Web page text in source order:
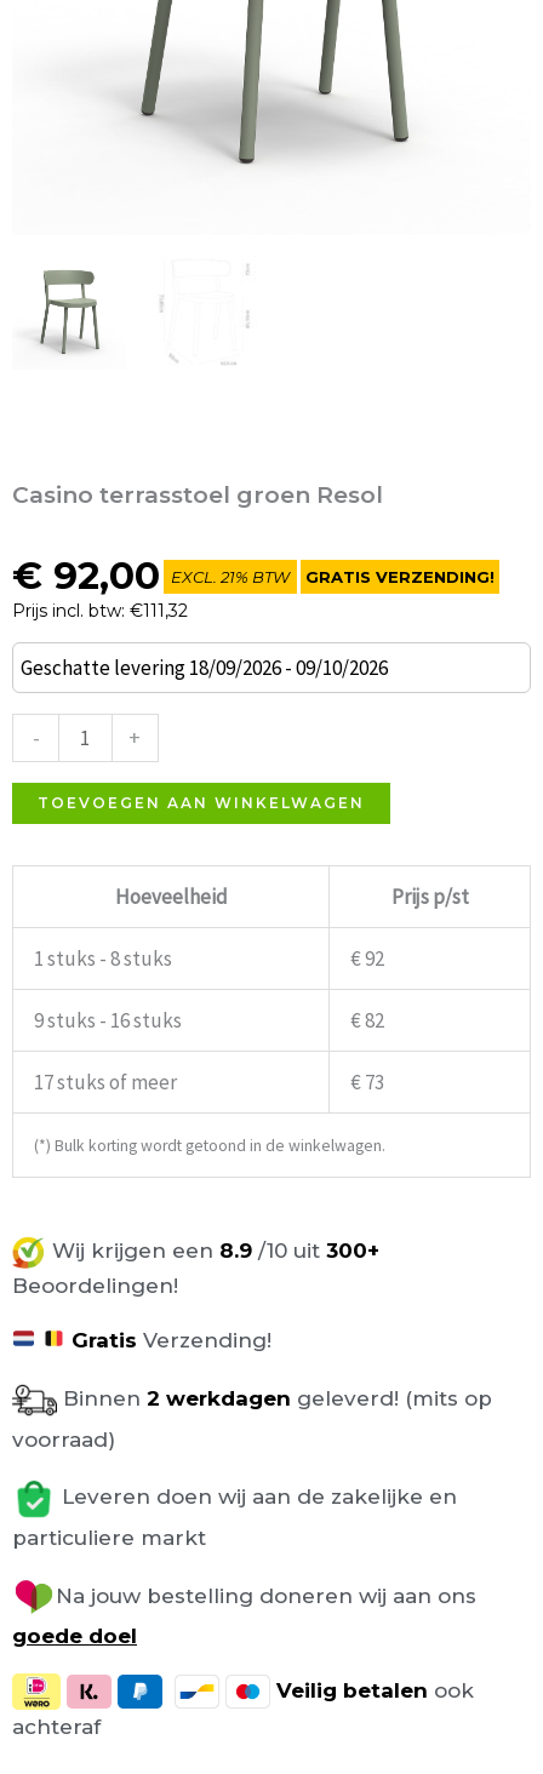
Casino terrasstoel groen Resol
€ 92,00
Prijs incl. btw: €111,32
EXCL. 21% BTW GRATIS VERZENDING!
Geschatte levering 18/09/2026 - 09/10/2026
-
Casino
terrasstoel
Resol
aantal
+
TOEVOEGEN AAN WINKELWAGEN
Hoeveelheid Prijs p/st
1 stuks - 8 stuks € 92
9 stuks - 16 stuks € 82
17 stuks of meer € 73
(*) Bulk korting wordt getoond in de winkelwagen.
Wij krijgen een 8.9 /10 uit 300+
Beoordelingen!
Gratis Verzending!
Binnen 2 werkdagen geleverd! (mits op
voorraad)
Leveren doen wij aan de zakelijke en
particuliere markt
Na jouw bestelling doneren wij aan ons
goede doel
Veilig betalen ook
achteraf